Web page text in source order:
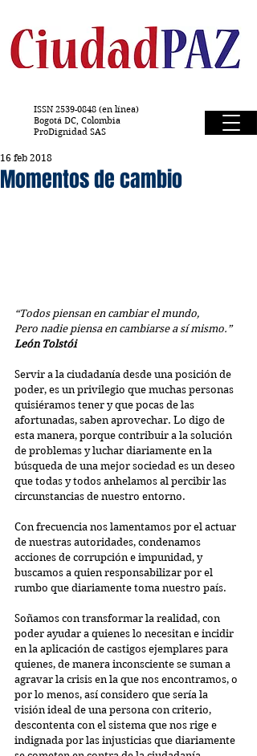
ISSN 2539-0848 (en línea)
Bogotá DC, Colombia
ProDignidad SAS
Momentos de cambio
16 feb 2018
“Todos piensan en cambiar el mundo,
Pero nadie piensa en cambiarse a sí mismo.”
León Tolstói
Servir a la ciudadanía desde una posición de
poder, es un privilegio que muchas personas
quisiéramos tener y que pocas de las
afortunadas, saben aprovechar. Lo digo de
esta manera, porque contribuir a la solución
de problemas y luchar diariamente en la
búsqueda de una mejor sociedad es un deseo
que todas y todos anhelamos al percibir las
circunstancias de nuestro entorno.
Con frecuencia nos lamentamos por el actuar
de nuestras autoridades, condenamos
acciones de corrupción e impunidad, y
buscamos a quien responsabilizar por el
rumbo que diariamente toma nuestro país.
Soñamos con transformar la realidad, con
poder ayudar a quienes lo necesitan e incidir
en la aplicación de castigos ejemplares para
quienes, de manera inconsciente se suman a
agravar la crisis en la que nos encontramos, o
por lo menos, así considero que sería la
visión ideal de una persona con criterio,
descontenta con el sistema que nos rige e
indignada por las injusticias que diariamente